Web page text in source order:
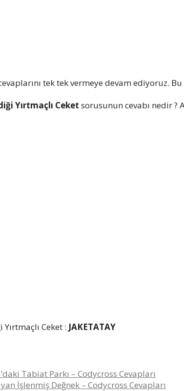
tek tek vermeye devam ediyoruz.
Yırtmaçlı Ceket sorusunun cevabı nedir ?
Ceket : JAKETATAY
Tabiat Parkı – Codycross Cevapları
İşlenmiş Değnek – Codycross Cevapları